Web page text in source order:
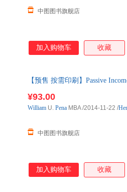
中图图书旗舰店
加入购物车 收藏
【预售 按需印刷】Passive
¥93.00
中图图书旗舰店
William U. Pena MBA/2014-11-22 /
加入购物车 收藏